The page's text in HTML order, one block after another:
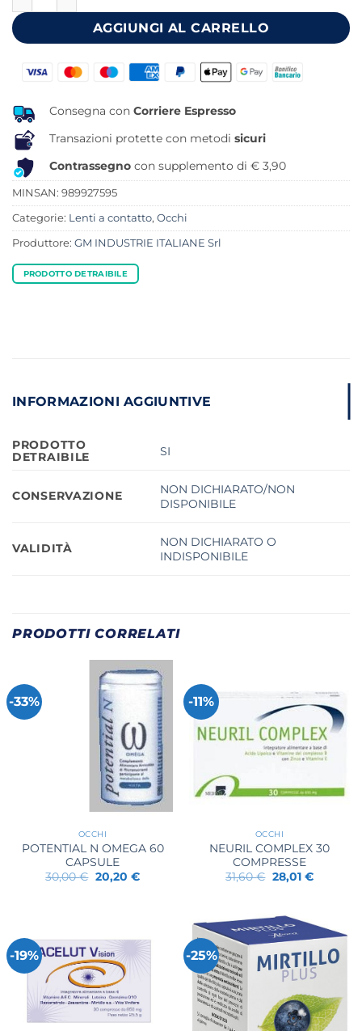
23,99 €.20,95 €.
AGGIUNGI AL CARRELLO
Consegna con Corriere Espresso
Transazioni protette con metodi sicuri
Contrassegno con supplemento di € 3,90
MINSAN: 989927595
Categorie: Lenti a contatto, Occhi
Produttore: GM INDUSTRIE ITALIANE Srl
PRODOTTO DETRAIBILE
INFORMAZIONI AGGIUNTIVE
PRODOTTO
DETRAIBILE
SI
CONSERVAZIONE
NON DICHIARATO/NON
DISPONIBILE
VALIDITÀ
NON DICHIARATO O
INDISPONIBILE
PRODOTTI CORRELATI
-33%
OCCHI
POTENTIAL N OMEGA 60
CAPSULE
30,00€ Il
prezzo
20,20 €Il
-11%
OCCHI
NEURIL COMPLEX 30
COMPRESSE
31,60€ Il
prezzo
31,60 €.
28,01 €Il
-19% -25%